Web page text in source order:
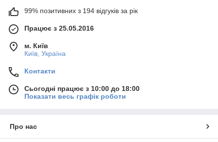
99% позитивних з 194 відгуків за рік
Працює з 25.05.2016
м. Київ
Київ, Україна
Контакти
Сьогодні працює з 10:00 до 18:00
Показати весь графік роботи
Про нас